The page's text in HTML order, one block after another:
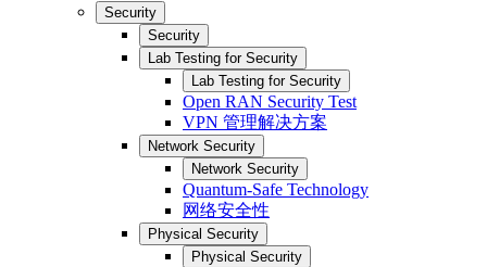
Security
Security
Lab Testing for Security
Lab Testing for Security
Open RAN Security Test
VPN 管理解决方案
Network Security
Network Security
Quantum-Safe Technology
网络安全性
Physical Security
Physical Security